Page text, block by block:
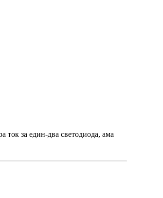
ток за един-два светодиода, ама